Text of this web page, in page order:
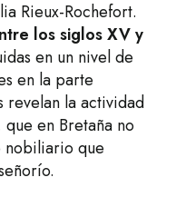
Rieux-Rochefort.
los siglos XV y
en un nivel de
en la parte
revelan la actividad
en Bretaña no
nobiliario que